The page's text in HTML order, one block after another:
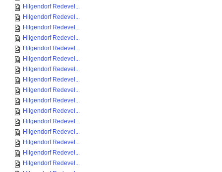
Hilgendorf Redevel...
Hilgendorf Redevel...
Hilgendorf Redevel...
Hilgendorf Redevel...
Hilgendorf Redevel...
Hilgendorf Redevel...
Hilgendorf Redevel...
Hilgendorf Redevel...
Hilgendorf Redevel...
Hilgendorf Redevel...
Hilgendorf Redevel...
Hilgendorf Redevel...
Hilgendorf Redevel...
Hilgendorf Redevel...
Hilgendorf Redevel...
Hilgendorf Redevel...